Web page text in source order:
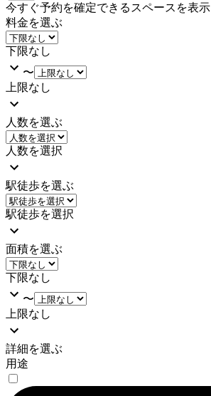
今すぐ予約を確定できるスペースを表示
料金を選ぶ
下限なし
〜
上限なし
人数を選ぶ
人数を選択
駅徒歩を選ぶ
駅徒歩を選択
面積を選ぶ
下限なし
〜
上限なし
詳細を選ぶ
用途